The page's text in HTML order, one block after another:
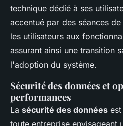
technique dédié à ses
accentué par des séances
les utilisateurs aux
assurant ainsi une transition
l'adoption du système.
Sécurité des données et
performances
La sécurité des données